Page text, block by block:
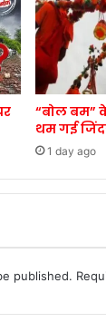
“बोल बम”
थम गई
1 day ago
published.